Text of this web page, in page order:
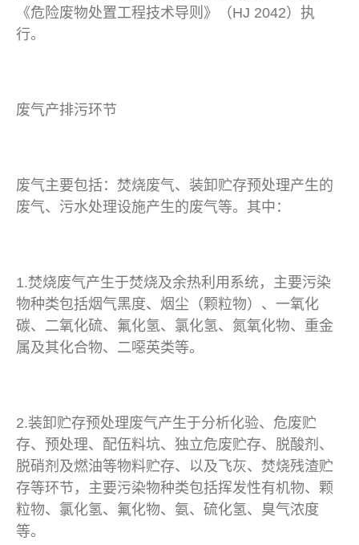
《危险废物处置工程技术导则》（HJ 2042）执
行。
废气产排污环节
废气主要包括：焚烧废气、装卸贮存预处理产生的
废气、污水处理设施产生的废气等。其中：
1.焚烧废气产生于焚烧及余热利用系统，主要污染
物种类包括烟气黑度、烟尘（颗粒物）、一氧化
碳、二氧化硫、氟化氢、氯化氢、氮氧化物、重金
属及其化合物、二噁英类等。
2.装卸贮存预处理废气产生于分析化验、危废贮
存、预处理、配伍料坑、独立危废贮存、脱酸剂、
脱硝剂及燃油等物料贮存、以及飞灰、焚烧残渣贮
存等环节，主要污染物种类包括挥发性有机物、颗
粒物、氯化氢、氟化物、氨、硫化氢、臭气浓度
等。